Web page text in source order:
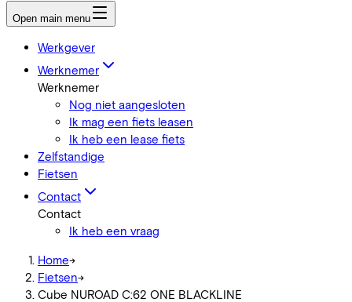
Open main menu
Werkgever
Werknemer
Werknemer
Nog niet aangesloten
Ik mag een fiets leasen
Ik heb een lease fiets
Zelfstandige
Fietsen
Contact
Contact
Ik heb een vraag
Home->
Fietsen->
Cube NUROAD C:62 ONE BLACKLINE